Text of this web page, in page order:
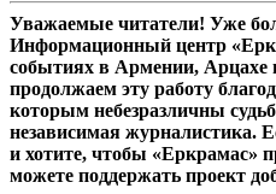
Уважаемые читатели! Уже
Информационный центр
событиях в Армении,
продолжаем эту работу
которым небезразличны
независимая журналистика.
и хотите, чтобы «Еркрамас»
можете поддержать проект